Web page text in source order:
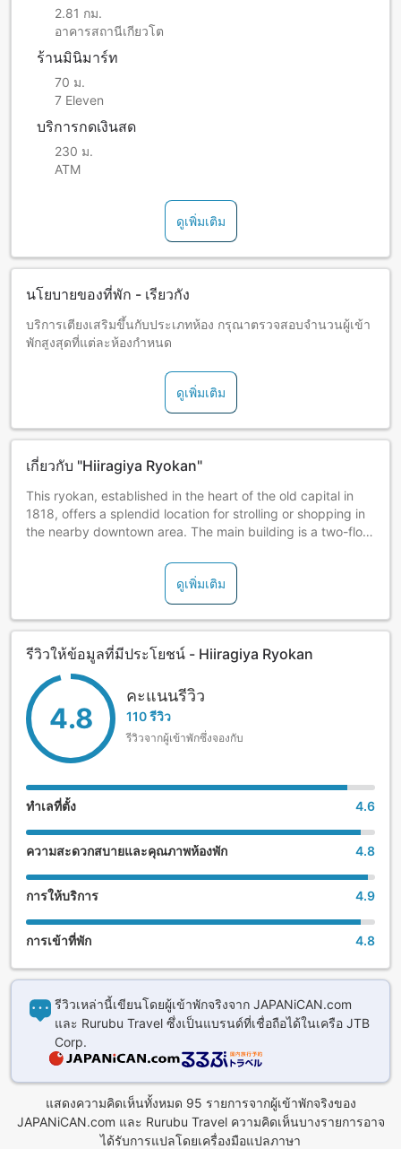
2.81 กม.
อาคารสถานีเกียวโต
ร้านมินิมาร์ท
70 ม.
7 Eleven
บริการกดเงินสด
230 ม.
ATM
ดูเพิ่มเติม
นโยบายของที่พัก - เรียวกัง
บริการเตียงเสริมขึ้นกับประเภทห้อง กรุณาตรวจสอบจำนวนผู้เข้า
พักสูงสุดที่แต่ละห้องกำหนด
ดูเพิ่มเติม
เกี่ยวกับ "Hiiragiya Ryokan"
This ryokan, established in the heart of the old capital in
1818, offers a splendid location for strolling or shopping in
the nearby downtown area. The main building is a two-floor
the three-floor new building, while featuring a steel frame,
is imbued with traditional Japanese sensibility. Most of the
guestrooms offer views of the main garden or smaller
gardens. Dinner is prepared in the famous Kyoto kaiseki-
the course is served one at a time on carefully selected
dishes. Feel welcomed by this ryokan's humble, modest
hospitality.
ดูเพิ่มเติม
รีวิวให้ข้อมูลที่มีประโยชน์ - Hiiragiya Ryokan
4.8
คะแนนรีวิว
110 รีวิว
รีวิวจากผู้เข้าพักซึ่งจองกับ
ทำเลที่ตั้ง 4.6
ความสะดวกสบายและคุณภาพห้องพัก 4.8
การให้บริการ 4.9
การเข้าที่พัก 4.8
รีวิวเหล่านี้เขียนโดยผู้เข้าพักจริงจาก JAPANiCAN.com
และ Rurubu Travel ซึ่งเป็นแบรนด์ที่เชื่อถือได้ในเครือ JTB
Corp.
แสดงความคิดเห็นทั้งหมด 95 รายการจากผู้เข้าพักจริงของ
JAPANiCAN.com และ Rurubu Travel ความคิดเห็นบางรายการอาจ
ได้รับการแปลโดยเครื่องมือแปลภาษา